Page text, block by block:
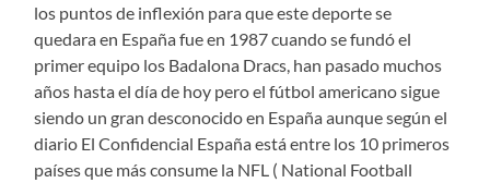
los puntos de inflexión para que este deporte se
quedara en España fue en 1987 cuando se fundó el
primer equipo los Badalona Dracs, han pasado muchos
años hasta el día de hoy pero el fútbol americano sigue
siendo un gran desconocido en España aunque según el
diario El Confidencial España está entre los 10 primeros
países que más consume la NFL ( National Football